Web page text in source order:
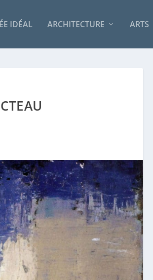
IDÉAL ARCHITECTURE ARTS